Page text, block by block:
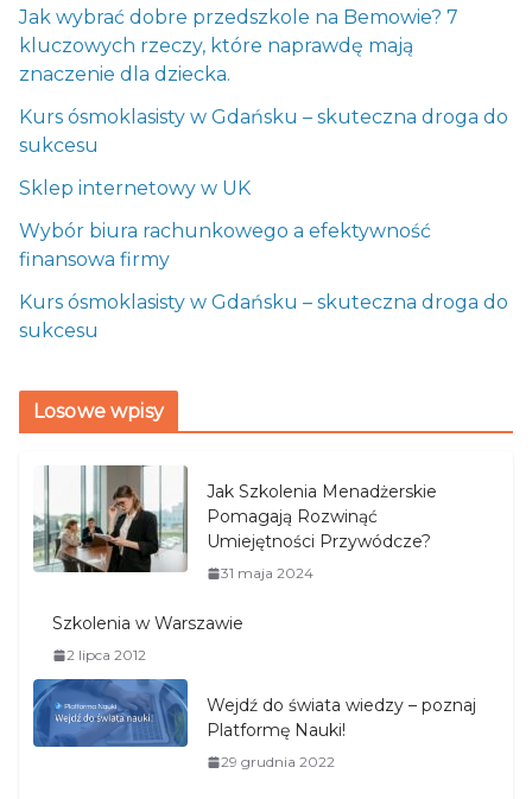
Jak wybrać dobre przedszkole na Bemowie? 7
kluczowych rzeczy, które naprawdę mają
znaczenie dla dziecka.
Kurs ósmoklasisty w Gdańsku – skuteczna droga do
sukcesu
Sklep internetowy w UK
Wybór biura rachunkowego a efektywność
finansowa firmy
Kurs ósmoklasisty w Gdańsku – skuteczna droga do
sukcesu
Losowe wpisy
Jak Szkolenia Menadżerskie
Pomagają Rozwinąć
Umiejętności Przywódcze?
31 maja 2024
Szkolenia w Warszawie
2 lipca 2012
Wejdź do świata wiedzy – poznaj
Platformę Nauki!
29 grudnia 2022